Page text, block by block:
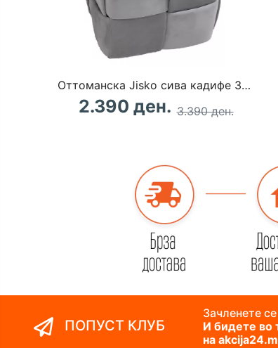
Оттоманска Jisko сива кадифе 38x38x40cm
2.390 ден. 3.390 ден.
ПОПУСТ КЛУБ
Зачленете
И бидете во
на